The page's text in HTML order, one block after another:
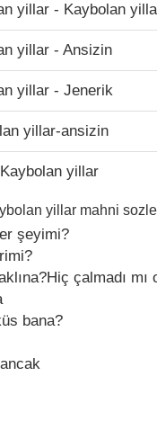
yillar - Kaybolan
yillar - Ansizin
yillar - Jenerik
yillar-ansizin
yillar
yillar mahni
şeyimi?
çalmadı mı
bana?